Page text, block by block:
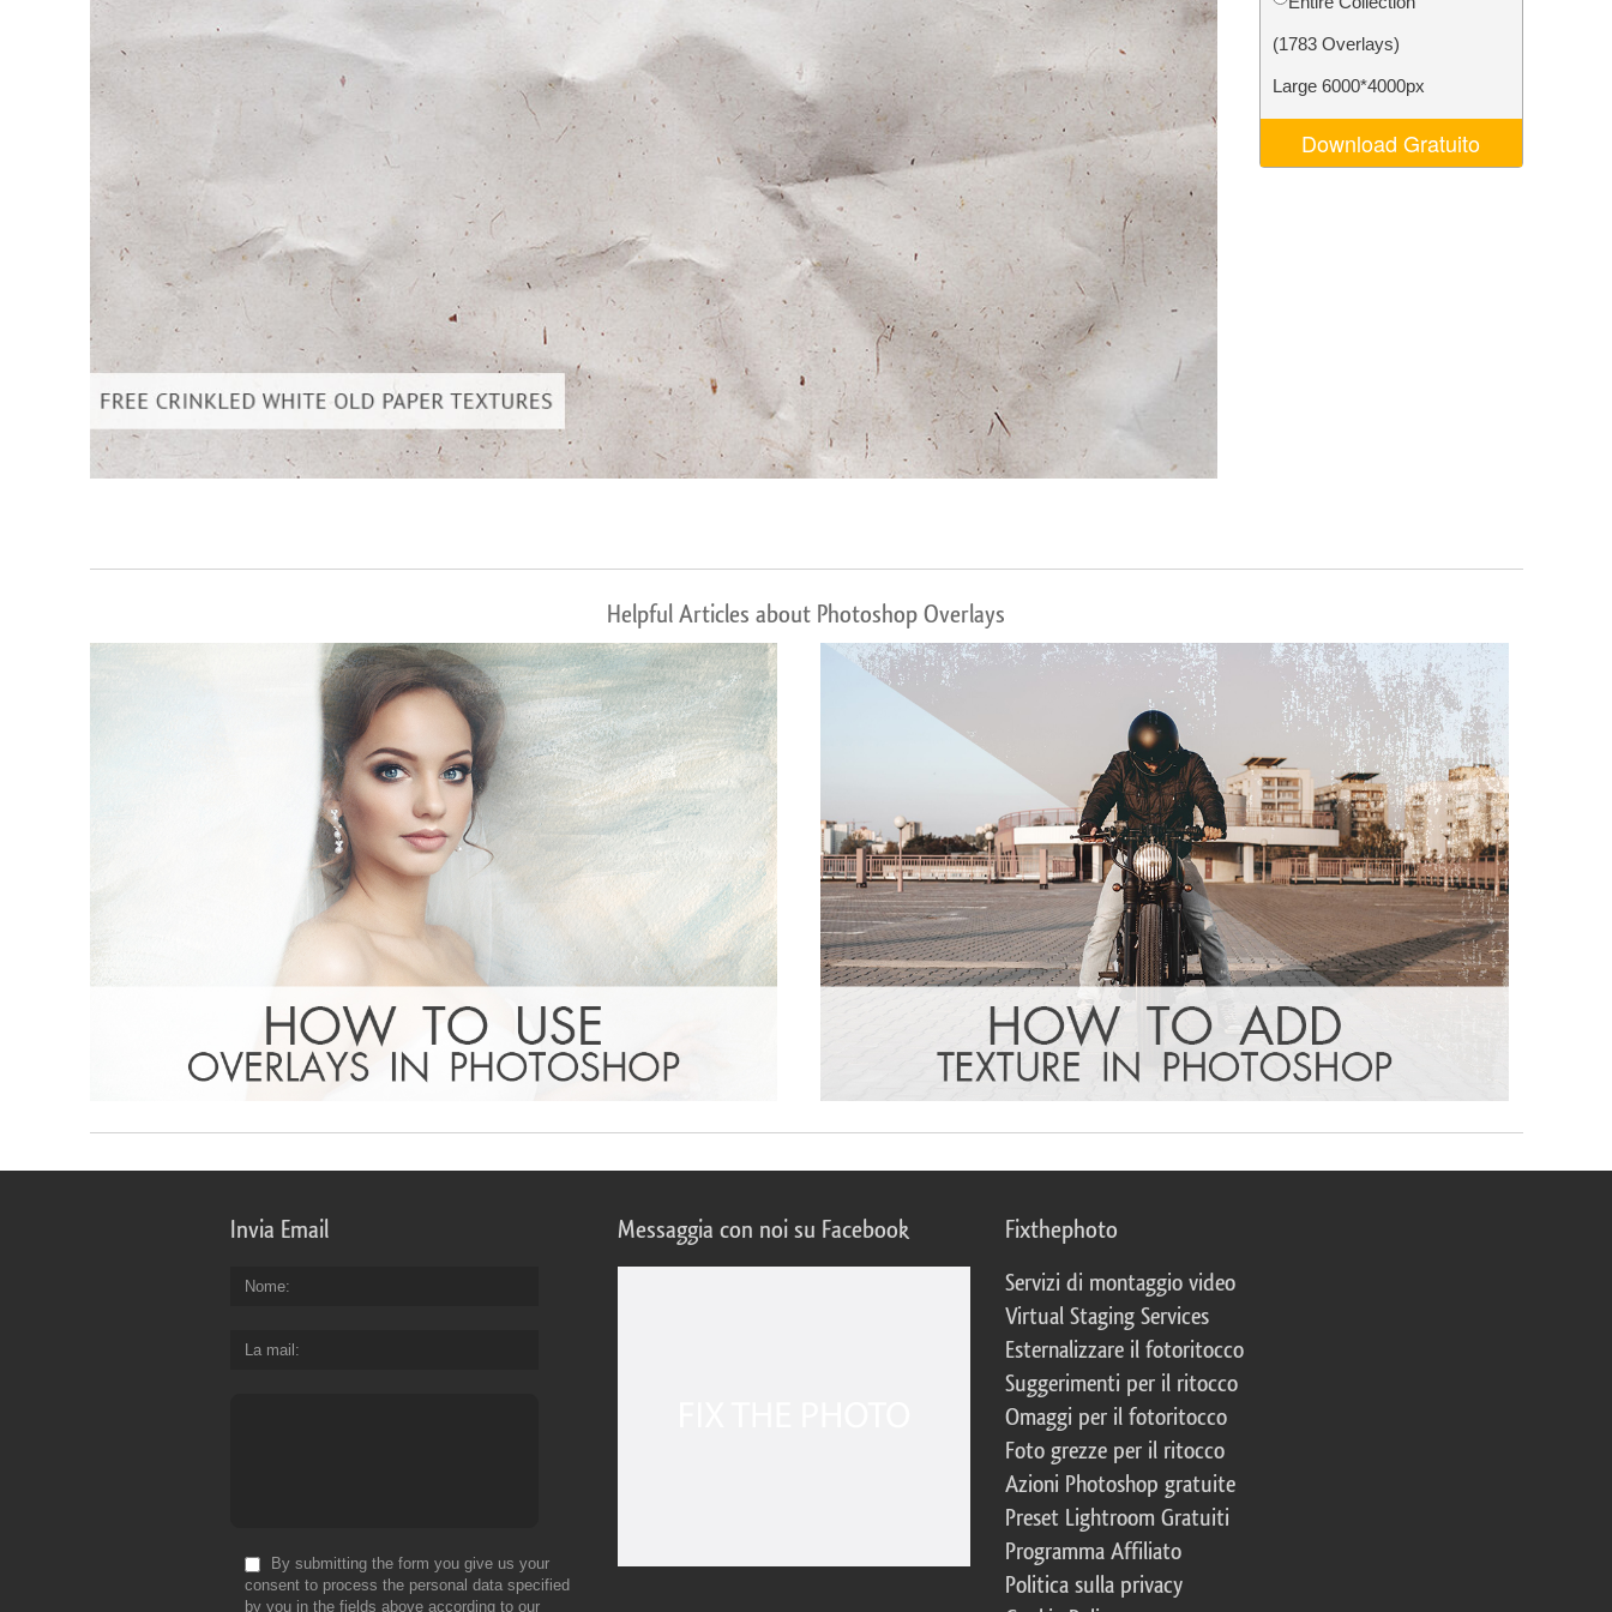
Servizi di ritocco del prodotto Servizi di ritocco gioielli Dati di Addestramento AI Video Editing Services
(1783 Overlays)
Large 6000*4000px
Download Gratuito
Helpful Articles about Photoshop Overlays
Invia Email
Nome
La mail
By submitting the form you give us your
consent to process the personal data specified
by you in the fields above according to our
Messaggia con noi su Facebook Fixthephoto
Servizi di montaggio video
Virtual Staging Services
Esternalizzare il fotoritocco
Suggerimenti per il ritocco
Omaggi per il fotoritocco
Foto grezze per il ritocco
Azioni Photoshop gratuite
Preset Lightroom Gratuiti
Programma Affiliato
Politica sulla privacy